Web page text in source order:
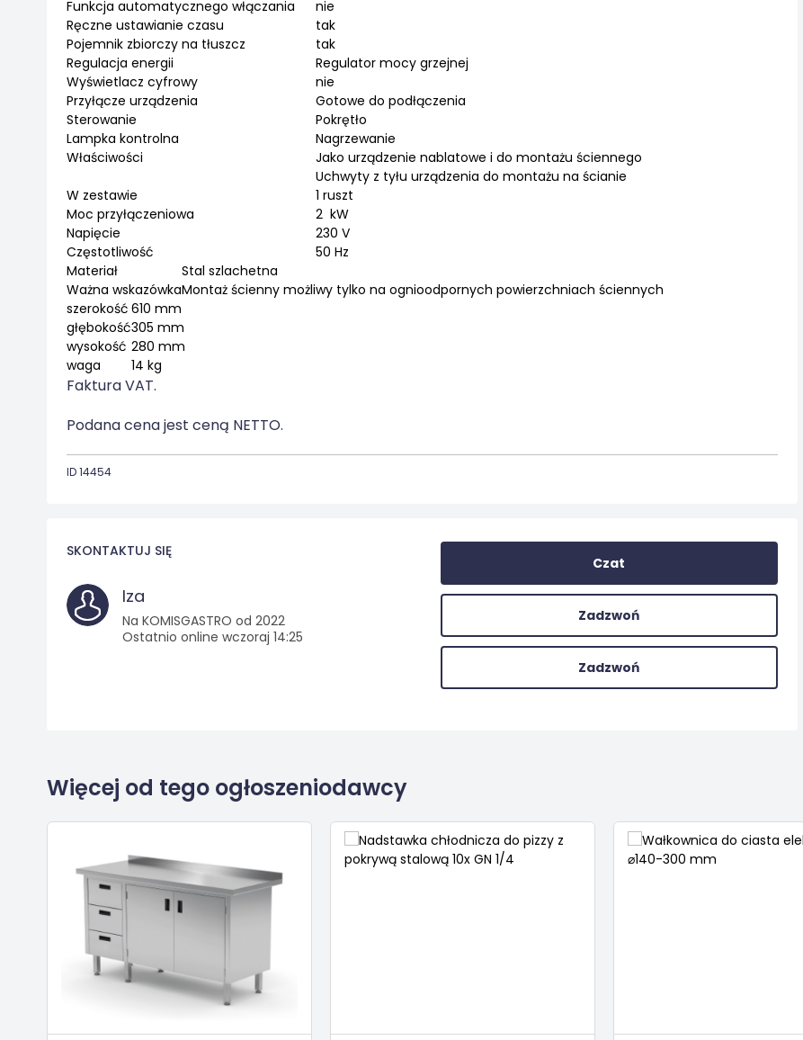
Funkcja automatycznego włączania
nie
Ręczne ustawianie czasu
tak
Pojemnik zbiorczy na tłuszcz
tak
Regulacja energii
Regulator mocy grzejnej
Wyświetlacz cyfrowy
nie
Przyłącze urządzenia
Gotowe do podłączenia
Sterowanie
Pokrętło
Lampka kontrolna
Nagrzewanie
Właściwości
Jako urządzenie nablatowe i do montażu ściennego
Uchwyty z tyłu urządzenia do montażu na ścianie
W zestawie
1 ruszt
Moc przyłączeniowa
2 kW
Napięcie
230 V
Częstotliwość
50 Hz
Materiał
Stal szlachetna
Ważna wskazówkaMontaż ścienny możliwy tylko na ognioodpornych powierzchniach ściennych
szerokość 610 mm
głębokość305 mm
wysokość 280 mm
waga
14 kg
Faktura VAT.
Podana cena jest ceną NETTO.
ID 14454
SKONTAKTUJ SIĘ
Iza
Na KOMISGASTRO od 2022
Ostatnio online wczoraj 14:25
Czat
Zadzwoń
Zadzwoń
Więcej od tego ogłoszeniodawcy